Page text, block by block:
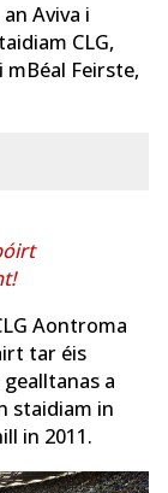
Aviva i
CLG,
mBéal Feirste,
Aontroma
tar éis
a
staidiam in
in 2011.